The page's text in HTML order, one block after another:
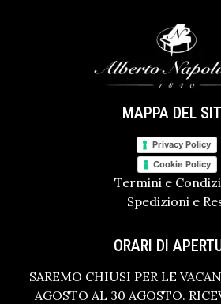
MAPPA DEL
Privacy Policy
Cookie Policy
Termini e
Spedizioni e
ORARI DI
SAREMO CHIUSI PER LE
AGOSTO AL 30 AGOSTO.